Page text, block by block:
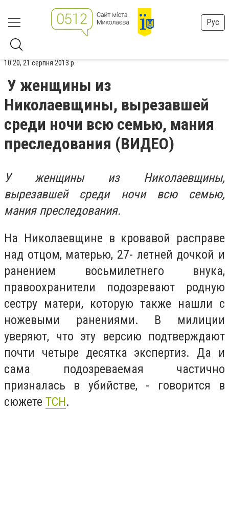
Рус
10:20, 21 серпня 2013 р.
У женщины из
Николаевщины, вырезавшей
среди ночи всю семью, мания
преследования (ВИДЕО)
У женщины из Николаевщины,
вырезавшей среди ночи всю семью,
мания преследования.
На Николаевщине в кровавой расправе
над отцом, матерью, 27- летней дочкой и
ранением восьмилетнего внука,
правоохранители подозревают родную
сестру матери, которую также нашли с
ножевыми ранениями. В милиции
уверяют, что эту версию подтверждают
почти четыре десятка экспертиз. Да и
сама подозреваемая частично
призналась в убийстве, - говорится в
сюжете ТСН.